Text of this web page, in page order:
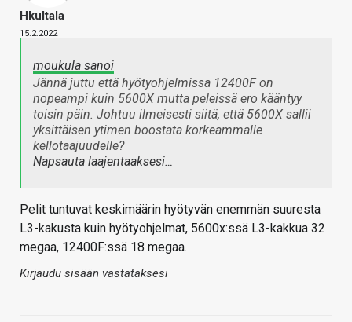
Hkultala
15.2.2022
moukula sanoi
Jännä juttu että hyötyohjelmissa 12400F on
nopeampi kuin 5600X mutta peleissä ero kääntyy
toisin päin. Johtuu ilmeisesti siitä, että 5600X sallii
yksittäisen ytimen boostata korkeammalle
kellotaajuudelle?
Napsauta laajentaaksesi…
Pelit tuntuvat keskimäärin hyötyvän enemmän suuresta
L3-kakusta kuin hyötyohjelmat, 5600x:ssä L3-kakkua 32
megaa, 12400F:ssä 18 megaa.
Kirjaudu sisään vastataksesi